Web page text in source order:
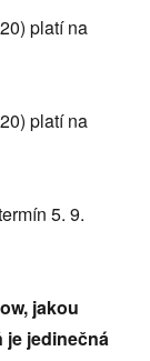
platí na
platí na
5. 9.
jakou
je jedinečná